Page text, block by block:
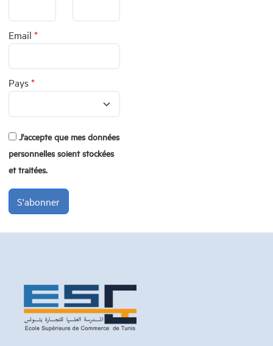
Email *
Pays *
J'accepte que mes données
personnelles soient stockées
et traitées.
S'abonner